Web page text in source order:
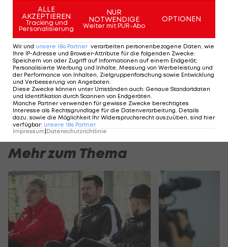
Die Schweiz wäre für Dante kein unbekanntes
Terrain, in der Vorsaison lief er für den FC Zürich
auf.
Sturm-Kicker vor
Wechsel nach Italien
Bundesliga
Mehr zum Thema
ALLE
AKZEPTIEREN
Tracking und
Personalisierung
NUR
NOTWENDIGE
Weiter mit PUR-Abo
OPTIONEN
Wir und unsere 186 Partner verarbeiten personenbezogene Daten, wie
Ihre IP-Adresse und Browser-Attribute für die folgenden Zwecke:
Speichern von oder Zugriff auf Informationen auf einem Endgerät;
Personalisierte Werbung und Inhalte, Messung von Werbeleistung und
der Performance von Inhalten, Zielgruppenforschung sowie Entwicklung
und Verbesserung von Angeboten.
Diese Zwecke können unter Umständen auch: Genaue Standortdaten
und Identifikation durch Scannen von Endgeräten.
Manche Partner verwenden für gewisse Zwecke berechtigtes
Interesse als Rechtsgrundlage für die Datenverarbeitung. Details
dazu, sowie die Möglichkeit Ihr Widerspruchsrecht auszuüben, sind hier
verfügbar: unsere 186 Partner
Impressum Datenschutzrichtlinie